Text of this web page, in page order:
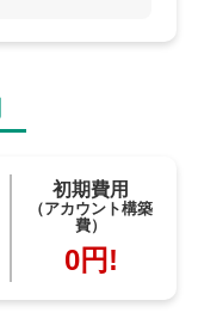
初期費用
（アカウント構築
費）
0円!